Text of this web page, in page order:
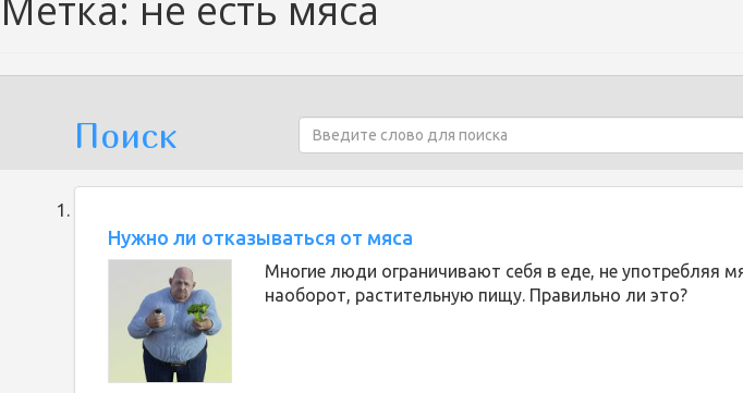
Поиск
Нужно ли отказываться от мяса
Многие люди ограничивают себя в еде, не употребляя
наоборот, растительную пищу. Правильно ли это?